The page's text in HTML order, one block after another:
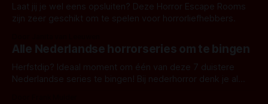
Laat jij je wel eens opsluiten? Deze Horror Escape Rooms
zijn zeer geschikt om te spelen voor horrorliefhebbers.
Alle Nederlandse horrorseries om te bingen
Herfstdip? Ideaal moment om één van deze 7 duistere
Nederlandse series te bingen! Bij nederhorror denk je al